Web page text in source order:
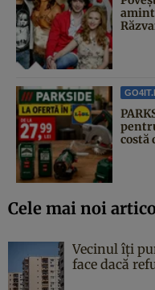
costă
Cele mai noi
Vecinul îți
face dacă